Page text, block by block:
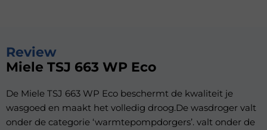
Review
Miele TSJ 663 WP Eco
De Miele TSJ 663 WP Eco beschermt de kwaliteit je
wasgoed en maakt het volledig droog.De wasdroger valt
onder de categorie ‘warmtepompdorgers’. valt onder de